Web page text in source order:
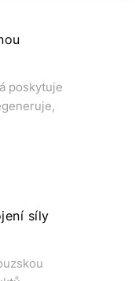
poskytuje
síly